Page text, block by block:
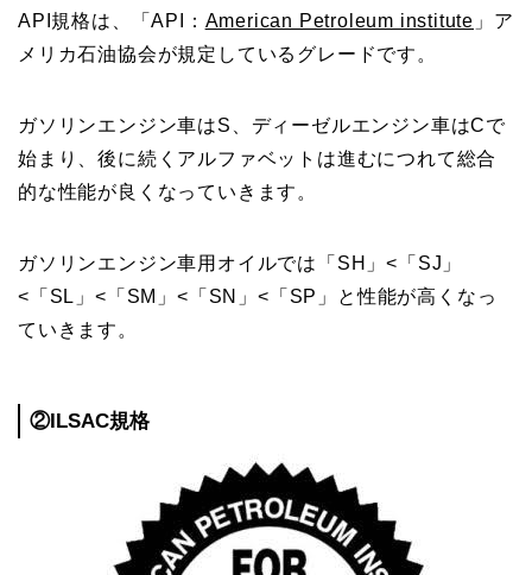
API規格は、「API： American Petroleum institute 」ア
メリカ石油協会が規定しているグレードです。
ガソリンエンジン車はS、ディーゼルエンジン車はCで
始まり、後に続くアルファベットは進むにつれて総合
的な性能が良くなっていきます。
ガソリンエンジン車用オイルでは「SH」<「SJ」
<「SL」<「SM」<「SN」<「SP」と性能が高くなっ
ていきます。
②ILSAC規格